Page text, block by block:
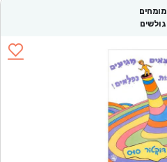
מומחים
גולשים